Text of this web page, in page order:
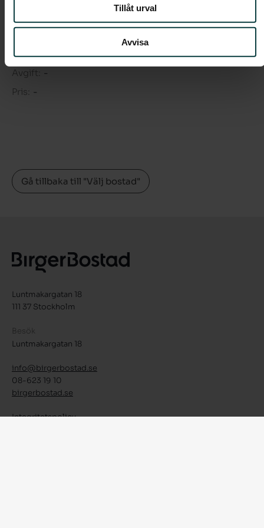
Tillåt urval
Avvisa
Våning: 1
Avgift:
-
Pris: -
Gå tillbaka till "Välj bostad"
Luntmakargatan 18
111 37 Stockholm
Besök
Luntmakargatan 18
info@birgerbostad.se
08-623 19 10
birgerbostad.se
Integritetspolicy